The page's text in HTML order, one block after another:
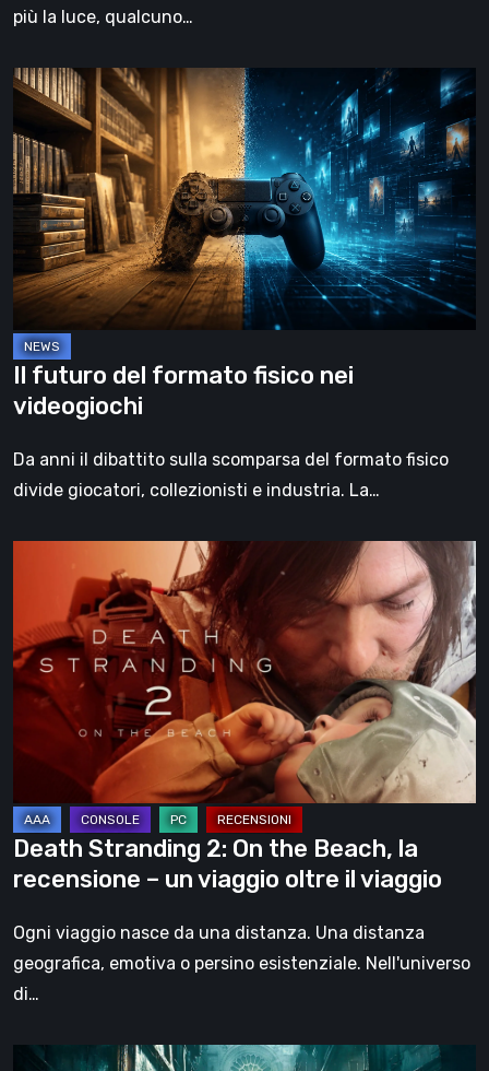
più la luce, qualcuno…
Il
futuro
del
formato
fisico
videogiochi
Il futuro del formato fisico nei
videogiochi
Da anni il dibattito sulla scomparsa del formato fisico
divide giocatori, collezionisti e industria. La…
Stranding
On
the
Beach,
recensione
–
un
viaggio
oltre
il
Death Stranding 2: On the Beach, la
recensione – un viaggio oltre il viaggio
Ogni viaggio nasce da una distanza. Una distanza
geografica, emotiva o persino esistenziale. Nell'universo
di…
Steelrising,